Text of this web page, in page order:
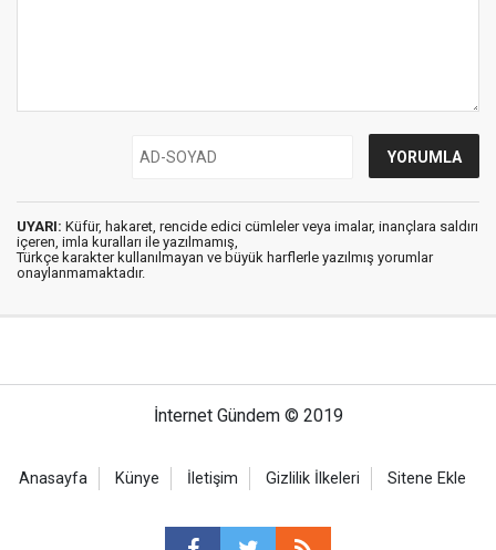
UYARI: Küfür, hakaret, rencide edici cümleler veya imalar, inançlara saldırı
içeren, imla kuralları ile yazılmamış,
Türkçe karakter kullanılmayan ve büyük harflerle yazılmış yorumlar
onaylanmamaktadır.
İnternet Gündem © 2019
Anasayfa Künye İletişim Gizlilik İlkeleri Sitene Ekle